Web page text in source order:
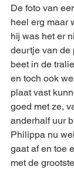
De foto van
heel erg maar
hij was het er
deurtje van de
beet in de
en toch ook
plaat vast
goed met ze,
anderhalf uur
Philippa nu
gaat af en toe
met de